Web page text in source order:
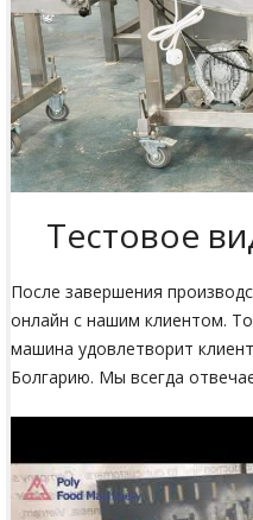
Тестовое
После завершения
онлайн с нашим клиентом.
машина удовлетворит
Болгарию. Мы всегда